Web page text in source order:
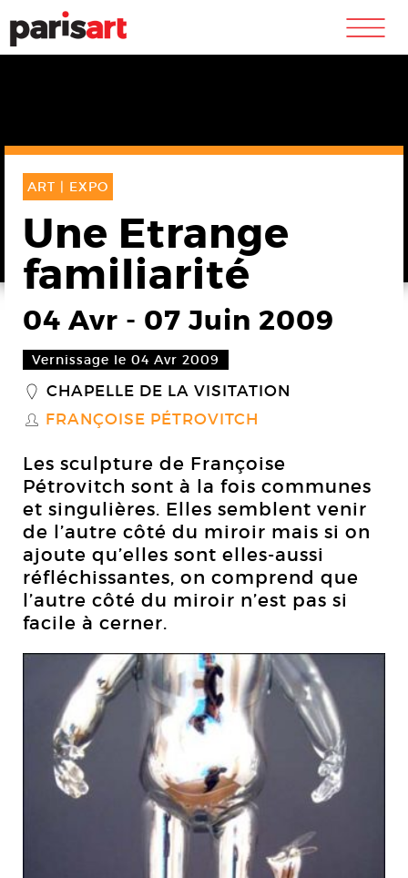
m
ART | EXPO
Une Etrange
familiarité
04 Avr - 07 Juin 2009
Vernissage le 04 Avr 2009
_ CHAPELLE DE LA VISITATION
S FRANÇOISE PÉTROVITCH
Les sculpture de Françoise
Pétrovitch sont à la fois communes
et singulières. Elles semblent venir
de l’autre côté du miroir mais si on
ajoute qu’elles sont elles-aussi
réfléchissantes, on comprend que
l’autre côté du miroir n’est pas si
facile à cerner.